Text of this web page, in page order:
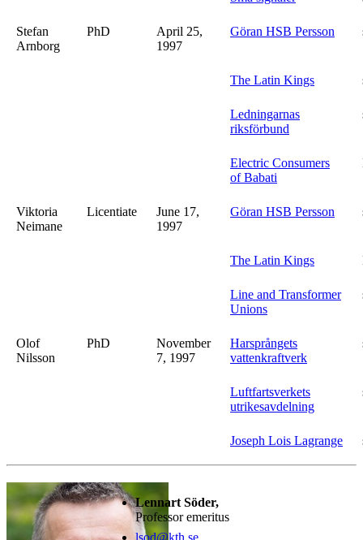
Stefan
Arnborg
PhD
April 25,
1997
Göran HSB Persson
The Latin Kings
Ledningarnas
riksförbund
Electric Consumers
of Babati
Viktoria
Neimane
Licentiate
June 17,
1997
Göran HSB Persson
The Latin Kings
Line and Transformer
Unions
Olof
Nilsson
PhD
November
7, 1997
Harsprångets
vattenkraftverk
Luftfartsverkets
utrikesavdelning
Joseph Lois Lagrange
Lennart Söder,
Professor emeritus
lsod@kth.se